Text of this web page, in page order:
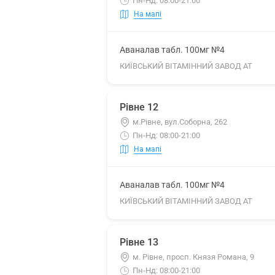
На мапі
Аваналав табл. 100мг №4
КИЇВСЬКИЙ ВІТАМІННИЙ ЗАВОД АТ
Рівне 12
м.Рівне, вул.Соборна, 262
Пн-Нд: 08:00-21:00
На мапі
Аваналав табл. 100мг №4
КИЇВСЬКИЙ ВІТАМІННИЙ ЗАВОД АТ
Рівне 13
м. Рівне, просп. Князя Романа, 9
Пн-Нд: 08:00-21:00